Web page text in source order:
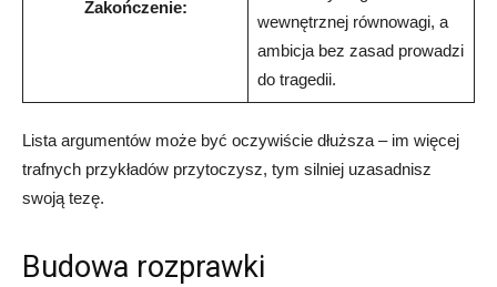
Zakończenie:
wewnętrznej równowagi, a
ambicja bez zasad prowadzi
do tragedii.
Lista argumentów może być oczywiście dłuższa – im więcej
trafnych przykładów przytoczysz, tym silniej uzasadnisz
swoją tezę.
Budowa rozprawki